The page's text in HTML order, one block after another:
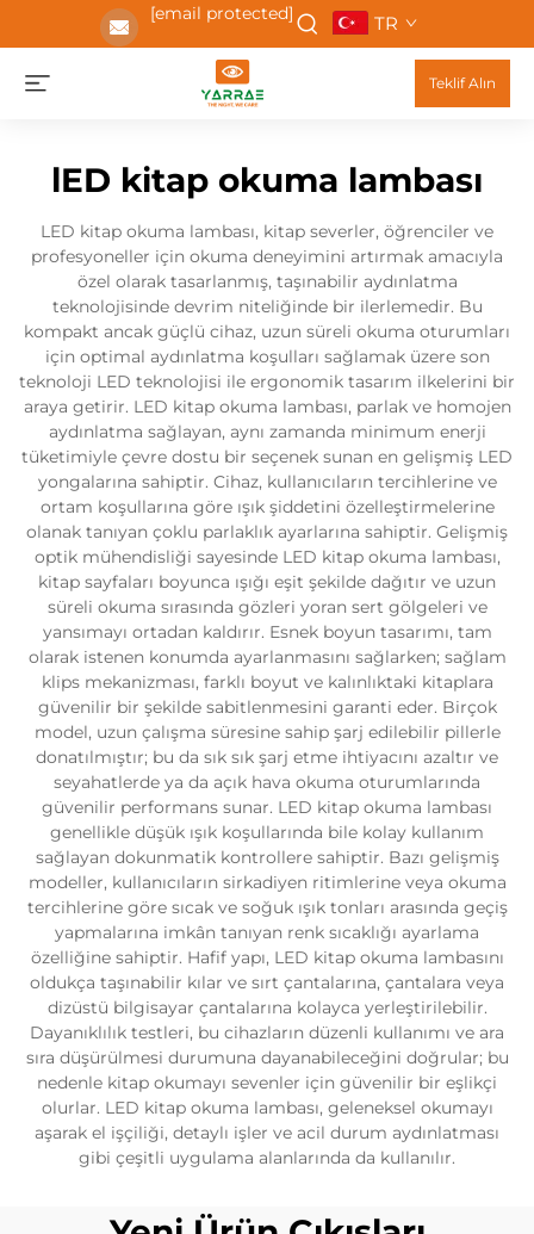
[email protected] TR
Teklif Alın
lED kitap okuma lambası
LED kitap okuma lambası, kitap severler, öğrenciler ve
profesyoneller için okuma deneyimini artırmak amacıyla
özel olarak tasarlanmış, taşınabilir aydınlatma
teknolojisinde devrim niteliğinde bir ilerlemedir. Bu
kompakt ancak güçlü cihaz, uzun süreli okuma oturumları
için optimal aydınlatma koşulları sağlamak üzere son
teknoloji LED teknolojisi ile ergonomik tasarım ilkelerini bir
araya getirir. LED kitap okuma lambası, parlak ve homojen
aydınlatma sağlayan, aynı zamanda minimum enerji
tüketimiyle çevre dostu bir seçenek sunan en gelişmiş LED
yongalarına sahiptir. Cihaz, kullanıcıların tercihlerine ve
ortam koşullarına göre ışık şiddetini özelleştirmelerine
olanak tanıyan çoklu parlaklık ayarlarına sahiptir. Gelişmiş
optik mühendisliği sayesinde LED kitap okuma lambası,
kitap sayfaları boyunca ışığı eşit şekilde dağıtır ve uzun
süreli okuma sırasında gözleri yoran sert gölgeleri ve
yansımayı ortadan kaldırır. Esnek boyun tasarımı, tam
olarak istenen konumda ayarlanmasını sağlarken; sağlam
klips mekanizması, farklı boyut ve kalınlıktaki kitaplara
güvenilir bir şekilde sabitlenmesini garanti eder. Birçok
model, uzun çalışma süresine sahip şarj edilebilir pillerle
donatılmıştır; bu da sık sık şarj etme ihtiyacını azaltır ve
seyahatlerde ya da açık hava okuma oturumlarında
güvenilir performans sunar. LED kitap okuma lambası
genellikle düşük ışık koşullarında bile kolay kullanım
sağlayan dokunmatik kontrollere sahiptir. Bazı gelişmiş
modeller, kullanıcıların sirkadiyen ritimlerine veya okuma
tercihlerine göre sıcak ve soğuk ışık tonları arasında geçiş
yapmalarına imkân tanıyan renk sıcaklığı ayarlama
özelliğine sahiptir. Hafif yapı, LED kitap okuma lambasını
oldukça taşınabilir kılar ve sırt çantalarına, çantalara veya
dizüstü bilgisayar çantalarına kolayca yerleştirilebilir.
Dayanıklılık testleri, bu cihazların düzenli kullanımı ve ara
sıra düşürülmesi durumuna dayanabileceğini doğrular; bu
nedenle kitap okumayı sevenler için güvenilir bir eşlikçi
olurlar. LED kitap okuma lambası, geleneksel okumayı
aşarak el işçiliği, detaylı işler ve acil durum aydınlatması
gibi çeşitli uygulama alanlarında da kullanılır.